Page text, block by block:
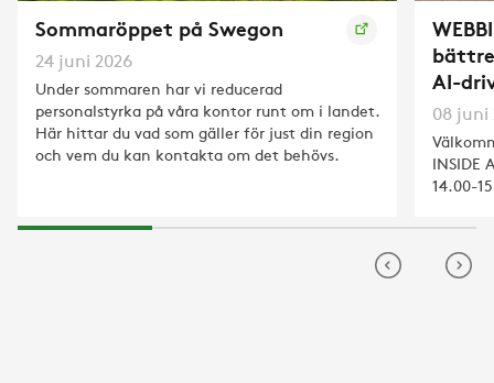
Sommaröppet på Swegon
24 juni 2026
Under sommaren har vi reducerad
personalstyrka på våra kontor runt om i landet.
Här hittar du vad som gäller för just din region
och vem du kan kontakta om det behövs.
AI-
08 juni
INSIDE
14.00-